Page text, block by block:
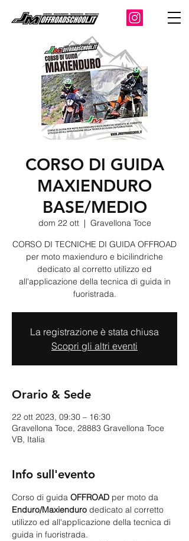
CORSO DI GUIDA
MAXIENDURO
BASE/MEDIO
dom 22 ott
  |
Gravellona Toce
CORSO DI TECNICHE DI GUIDA OFFROAD
per moto maxienduro e bicilindriche
dedicato al corretto utilizzo ed
all'applicazione della tecnica di guida in
fuoristrada.
La registrazione è stata chiusa
Scopri gli altri eventi
Orario & Sede
22 ott 2023, 09:30 – 16:30
Gravellona Toce, 28883 Gravellona Toce
VB, Italia
Info sull'evento
Corso di guida OFFROAD per moto da
Enduro/Maxienduro dedicato al corretto
utilizzo ed all'applicazione della tecnica di
guida in fuoristrada.